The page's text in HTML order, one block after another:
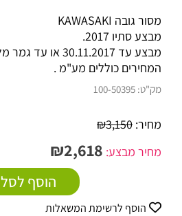
מסור גובה KAWASAKI
מבצע סתיו 2017.
מבצע עד 30.11.2017 או עד גמר מלאי .
המחירים כוללים מע"מ .
מק"ט: 100-50395
מחיר: ₪3,150
מחיר מבצע:
₪2,618
הוסף לסל
הוסף לרשימת המשאלות